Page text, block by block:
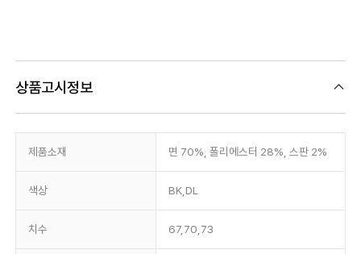
상품고시정보
제품소재 면 70%, 폴리에스터 28%, 스판 2%
색상 BK,DL
치수 67,70,73